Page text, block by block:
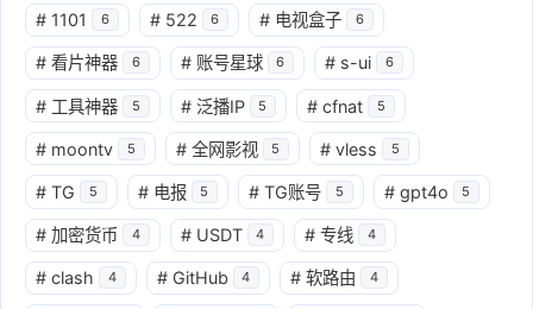
# 1101 6 # 522 6 # 电视盒子 6
# 看片神器 6 # 账号星球 6 # s-ui 6
# 工具神器 5 # 泛播IP 5 # cfnat 5
# moontv 5 # 全网影视 5 # vless 5
# TG 5 # 电报 5 # TG账号 5 # gpt4o 5
# 加密货币 4 # USDT 4 # 专线 4
# clash 4 # GitHub 4 # 软路由 4